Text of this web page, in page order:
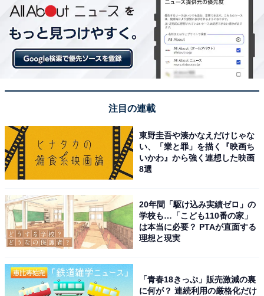
注目の連載
東野圭吾や湊かなえだけじゃな
い、「業と罪」を描く『映画ち
いかわ』から強く連想した映画
8選
20年間「駆け込み実績ゼロ」の
学校も…「こども110番の家」
は本当に必要？ PTAが直面する
理想と現実
「青春18きっぷ」販売激減の裏
に何が？ 連続利用の厳格化だけ